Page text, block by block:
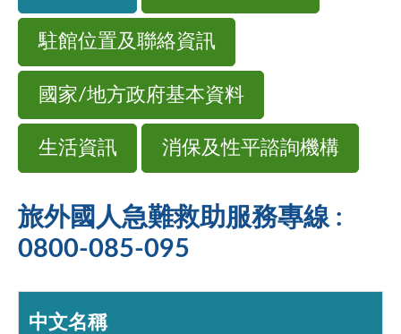
駐館位置及聯絡資訊
國家/地方政府基本資料
生活資訊 消保及性平諮詢機構
旅外國人急難救助服務專線 :
0800-085-095
中文名稱